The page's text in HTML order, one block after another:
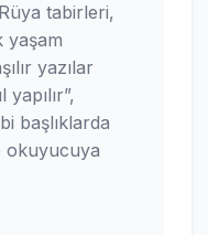
tabirleri,
yaşam
yazılar
başlıklarda
okuyucuya